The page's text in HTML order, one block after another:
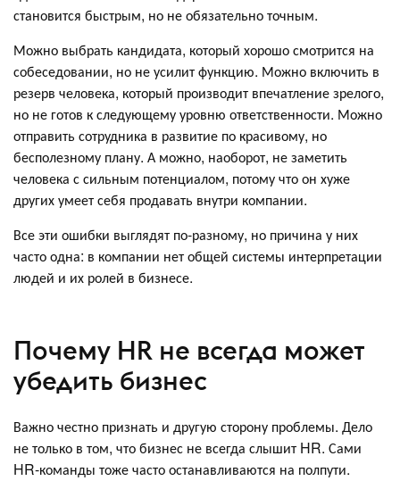
становится быстрым, но не обязательно точным.
Можно выбрать кандидата, который хорошо смотрится на
собеседовании, но не усилит функцию. Можно включить в
резерв человека, который производит впечатление зрелого,
но не готов к следующему уровню ответственности. Можно
отправить сотрудника в развитие по красивому, но
бесполезному плану. А можно, наоборот, не заметить
человека с сильным потенциалом, потому что он хуже
других умеет себя продавать внутри компании.
Все эти ошибки выглядят по-разному, но причина у них
часто одна: в компании нет общей системы интерпретации
людей и их ролей в бизнесе.
Почему HR не всегда может
убедить бизнес
Важно честно признать и другую сторону проблемы. Дело
не только в том, что бизнес не всегда слышит HR. Сами
HR-команды тоже часто останавливаются на полпути.